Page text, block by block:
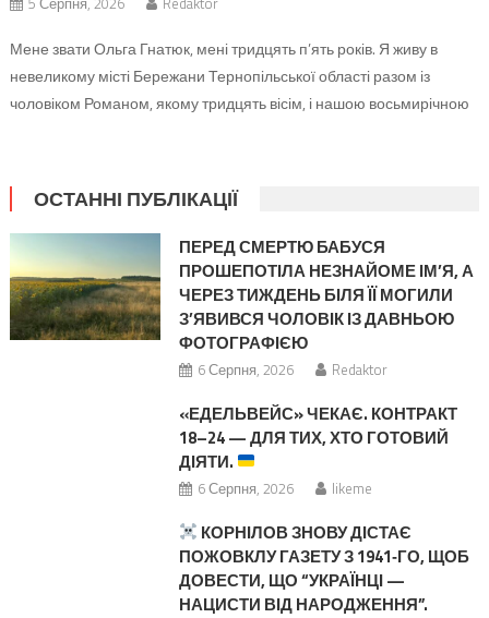
Мене звати Ольга Гнатюк, мені тридцять п’ять років. Я живу в
невеликому місті Бережани Тернопільської області разом із
чоловіком Романом, якому тридцять вісім, і нашою восьмирічною
повернувся, у кого вночі кашляла дитина і хто знову залишив
пакет зі сміттям […]
ОСТАННІ ПУБЛІКАЦІЇ
ПЕРЕД СМЕРТЮ БАБУСЯ
ПРОШЕПОТІЛА НЕЗНАЙОМЕ ІМ’Я, А
ЧЕРЕЗ ТИЖДЕНЬ БІЛЯ ЇЇ МОГИЛИ
З’ЯВИВСЯ ЧОЛОВІК ІЗ ДАВНЬОЮ
ФОТОГРАФІЄЮ
6 Серпня, 2026 Redaktor
«ЕДЕЛЬВЕЙС» ЧЕКАЄ. КОНТРАКТ
18–24 — ДЛЯ ТИХ, ХТО ГОТОВИЙ
ДІЯТИ.
6 Серпня, 2026 likeme
КОРНІЛОВ ЗНОВУ ДІСТАЄ
ПОЖОВКЛУ ГАЗЕТУ З 1941‑ГО, ЩОБ
ДОВЕСТИ, ЩО “УКРАЇНЦІ —
НАЦИСТИ ВІД НАРОДЖЕННЯ”.